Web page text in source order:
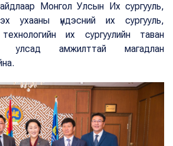
Монгол Улсын Их сургууль,
ухааны үндэсний их сургууль,
их сургуулийн таван
улсад амжилттай магадлан